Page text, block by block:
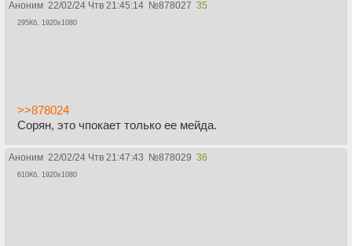
Аноним 22/02/24 Чтв 21:45:14 №878027 35
295Кб, 1920x1080
>>878024
Сорян, это чпокает только ее мейда.
Аноним 22/02/24 Чтв 21:47:43 №878029 36
610Кб, 1920x1080